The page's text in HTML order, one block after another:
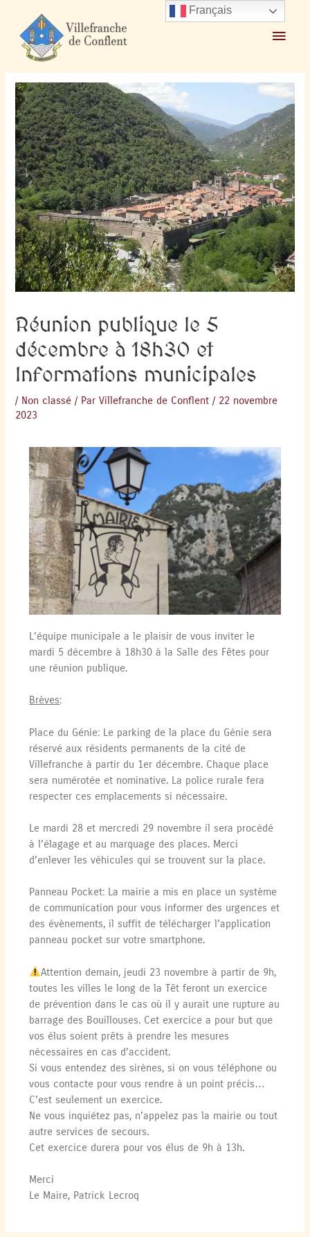
Accueil 2023 novembre
Réunion publique le 5 décembre à 18h30 et Informations
municipales
Réunion publique le 5
décembre à 18h30 et
Informations municipales
/ Non classé / ParVillefranche de Conflent / 22 novembre
2023
L’équipe municipale a le plaisir de vous inviter le
mardi 5 décembre à 18h30 à la Salle des Fêtes pour
une réunion publique.
Brèves:
Place du Génie: Le parking de la place du Génie sera
réservé aux résidents permanents de la cité de
Villefranche à partir du 1er décembre. Chaque place
sera numérotée et nominative. La police rurale fera
respecter ces emplacements si nécessaire.
Le mardi 28 et mercredi 29 novembre il sera procédé
à l’élagage et au marquage des places. Merci
d’enlever les véhicules qui se trouvent sur la place.
Panneau Pocket: La mairie a mis en place un système
de communication pour vous informer des urgences et
des évènements, il suffit de télécharger l’application
panneau pocket sur votre smartphone.
Attention demain, jeudi 23 novembre à partir de 9h,
toutes les villes le long de la Têt feront un exercice
de prévention dans le cas où il y aurait une rupture au
barrage des Bouillouses. Cet exercice a pour but que
vos élus soient prêts à prendre les mesures
nécessaires en cas d’accident.
Si vous entendez des sirènes, si on vous téléphone ou
vous contacte pour vous rendre à un point précis…
C’est seulement un exercice.
Ne vous inquiétez pas, n’appelez pas la mairie ou tout
autre services de secours.
Cet exercice durera pour vos élus de 9h à 13h.
Merci
Le Maire, Patrick Lecroq
Français